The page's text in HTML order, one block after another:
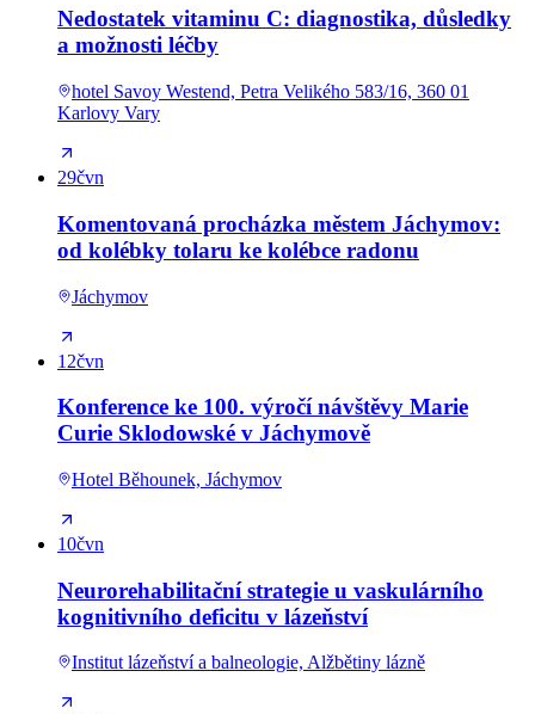
Nedostatek vitaminu C: diagnostika, důsledky
a možnosti léčby
hotel Savoy Westend, Petra Velikého 583/16, 360 01
Karlovy Vary
29čvn
Komentovaná procházka městem Jáchymov:
od kolébky tolaru ke kolébce radonu
Jáchymov
12čvn
Konference ke 100. výročí návštěvy Marie
Curie Sklodowské v Jáchymově
Hotel Běhounek, Jáchymov
10čvn
Neurorehabilitační strategie u vaskulárního
kognitivního deficitu v lázeňství
Institut lázeňství a balneologie, Alžbětiny lázně